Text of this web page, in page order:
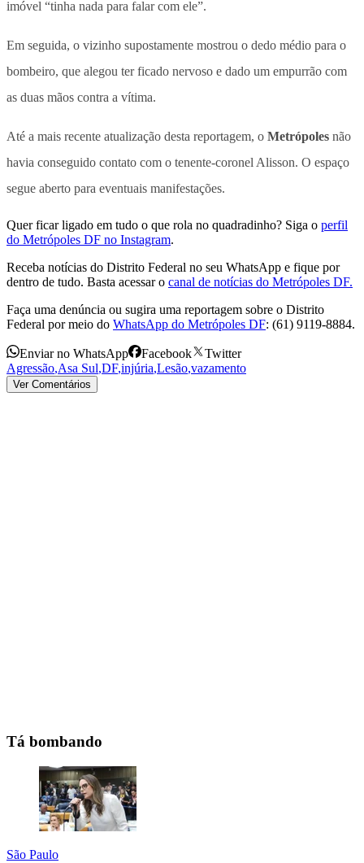
imóvel “tinha nada para falar com ele”.
Em seguida, o vizinho supostamente mostrou o dedo médio para o
bombeiro, que alegou ter ficado nervoso e dado um empurrão com
as duas mãos contra a vítima.
Até a mais recente atualização desta reportagem, o Metrópoles não
havia conseguido contato com o tenente-coronel Alisson. O espaço
segue aberto para eventuais manifestações.
Quer ficar ligado em tudo o que rola no quadradinho? Siga o perfil
do Metrópoles DF no Instagram.
Receba notícias do Distrito Federal no seu WhatsApp e fique por
dentro de tudo. Basta acessar o canal de notícias do Metrópoles DF.
Faça uma denúncia ou sugira uma reportagem sobre o Distrito
Federal por meio do WhatsApp do Metrópoles DF: (61) 9119-8884.
Enviar no WhatsApp Facebook
Twitter
Agressão,Asa Sul,DF,injúria,Lesão,vazamento
Ver Comentários
Tá bombando
São Paulo